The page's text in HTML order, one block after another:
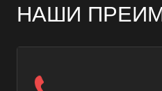
НАШИ